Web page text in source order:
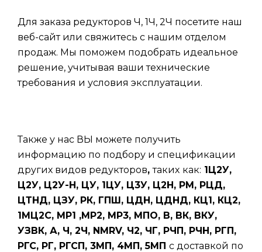
Для заказа редукторов Ч, 1Ч, 2Ч посетите наш
веб-сайт или свяжитесь с нашим отделом
продаж. Мы поможем подобрать идеальное
решение, учитывая ваши технические
требования и условия эксплуатации.
Также у нас ВЫ можете получить
информацию по подбору и спецификации
других видов редукторов,таких как: 1Ц2У,
Ц2У, Ц2У-Н, ЦУ, 1ЦУ, Ц3У, Ц2Н, РМ, РЦД,
ЦТНД, ЦЗУ, РК, ГПШ, ЦДН, ЦДНД, КЦ1, КЦ2,
1МЦ2С, МР1 ,МР2, МР3, МПО, В, ВК, ВКУ,
УЗВК, А, Ч, 2Ч, NMRV, Ч2, ЧГ, РЧП, РЧН, РГП,
РГС, РГ, РГСП, 3МП, 4МП, 5МП с доставкой по